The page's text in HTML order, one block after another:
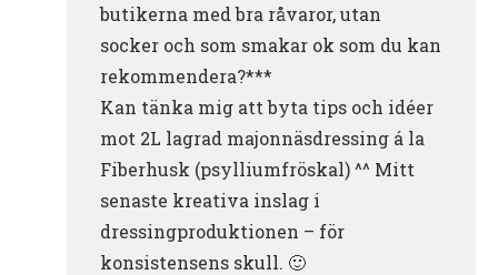
butikerna med bra råvaror, utan
socker och som smakar ok som du kan
rekommendera?***
Kan tänka mig att byta tips och idéer
mot 2L lagrad majonnäsdressing á la
Fiberhusk (psylliumfröskal) ^^ Mitt
senaste kreativa inslag i
dressingproduktionen – för
konsistensens skull. 🙂